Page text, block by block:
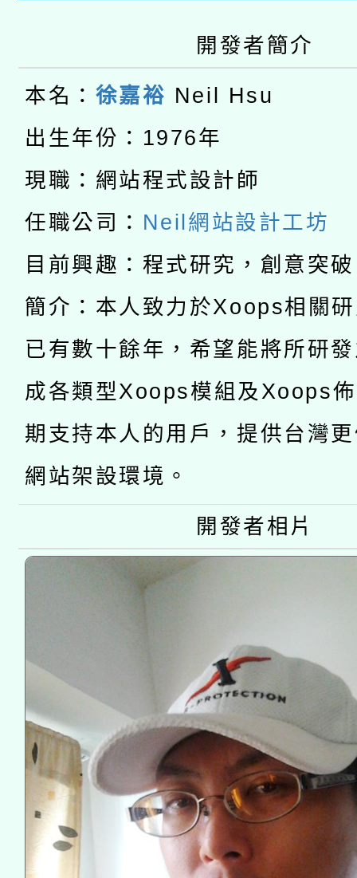
本校115學年度第1次
第3次招考甄選結果公
本校115學年度第2次
次招考甄選結果公告(
有關原住民族委員會
公告之原住民族歲時祭
一案。
兒童少年暑期犯罪預防
答一案
有關本府115年70歲以
人員健康講座「吃得安
心」，鼓勵退休同仁踴
案。
本校115學年度第2次
招甄選結果公告(無人
招)
適應運動共學行動站研
本館辦理115年度閱讀
暨閱讀推動專業研習
科技賦能─人工智慧
礎課程
A3數位素養講師名單
開發者簡介
本名： 徐嘉裕 Neil Hsu
出生年份：1976年
現職：網站程式設計師
任職公司： Neil網站設計工坊
目前興趣：程式研究，創意突
簡介：本人致力於Xoops相關
已有數十餘年，希望能將所研
成各類型Xoops模組及Xoops
期支持本人的用戶，提供台灣
網站架設環境。
開發者相片